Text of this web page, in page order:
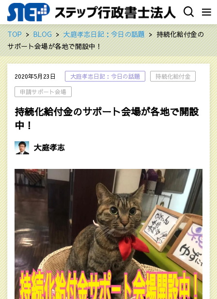
TOP BLOG 大庭孝志日記：今日の話題
持続化給付金の
サポート会場が各地で開設中！
2020年5月23日 大庭孝志日記：今日の話題
持続化給付金
申請サポート会場
持続化給付金のサポート会場が各地で開設
中！
大庭孝志